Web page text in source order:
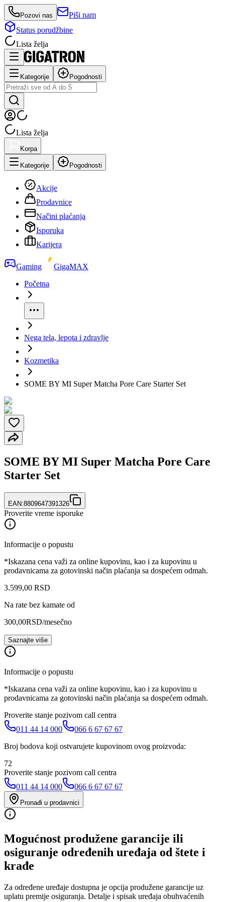
Pozovi nas
Piši nam
Status porudžbine
Lista želja
Kategorije Pogodnosti
Lista želja
Korpa
Kategorije Pogodnosti
Akcije
Prodavnice
Načini plaćanja
Isporuka
Karijera
Gaming
GigaMAX
Početna
Nega tela, lepota i zdravlje
Kozmetika
SOME BY MI Super Matcha Pore Care Starter Set
SOME BY MI Super Matcha Pore Care
Starter Set
EAN:8809647391326
Proverite vreme isporuke
Informacije o popustu
*Iskazana cena važi za online kupovinu, kao i za kupovinu u
prodavnicama za gotovinski način plaćanja sa dospećem odmah.
3.599,00 RSD
Na rate bez kamate od
300,00RSD/mesečno
Saznajte više
Informacije o popustu
*Iskazana cena važi za online kupovinu, kao i za kupovinu u
prodavnicama za gotovinski način plaćanja sa dospećem odmah.
Proverite stanje pozivom call centra
011 44 14 000
066 6 67 67 67
Broj bodova koji ostvarujete kupovinom ovog proizvoda:
72
Proverite stanje pozivom call centra
011 44 14 000
066 6 67 67 67
Pronađi u prodavnici
Mogućnost produžene garancije ili
osiguranje određenih uređaja od štete i
krađe
Za određene uređaje dostupna je opcija produžene garancije uz
uplatu premije osiguranja. Detalje i spisak uređaja obuhvaćenih